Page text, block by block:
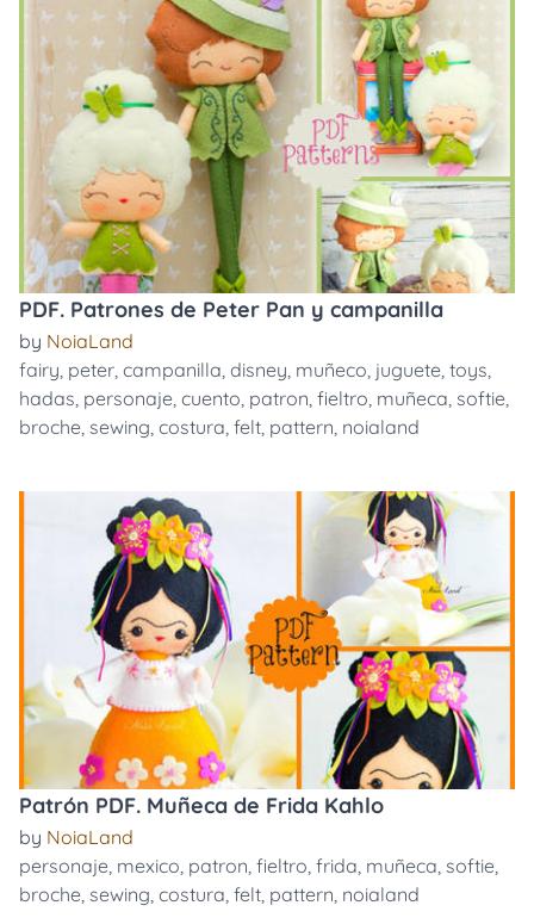
PDF. Patrones de Peter Pan y campanilla
by NoiaLand
fairy, peter, campanilla, disney, muñeco, juguete, toys,
hadas, personaje, cuento, patron, fieltro, muñeca, softie,
broche, sewing, costura, felt, pattern, noialand
Patrón PDF. Muñeca de Frida Kahlo
by NoiaLand
personaje, mexico, patron, fieltro, frida, muñeca, softie,
broche, sewing, costura, felt, pattern, noialand